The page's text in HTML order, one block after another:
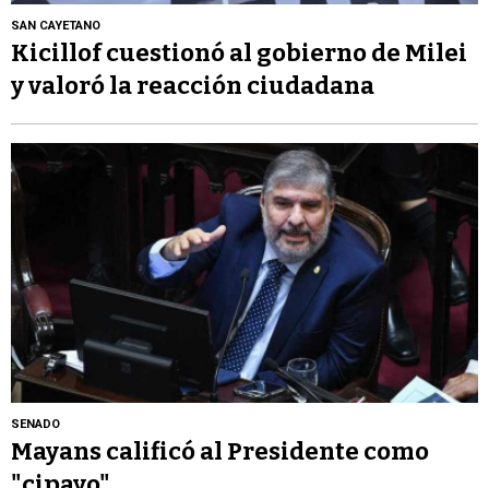
SAN CAYETANO
Kicillof cuestionó al gobierno de Milei
y valoró la reacción ciudadana
SENADO
Mayans calificó al Presidente como